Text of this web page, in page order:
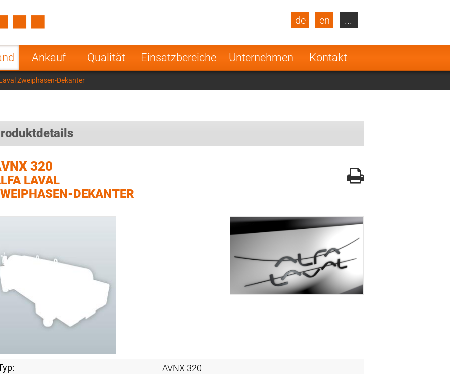
Ankauf Qualität Einsatzbereiche Unternehmen Kontakt
de en
Turkey
Poland Norway
Netherlands
India
...
Zweiphasen-Dekanter
320
LAVAL
DEKANTER
AVNX 320